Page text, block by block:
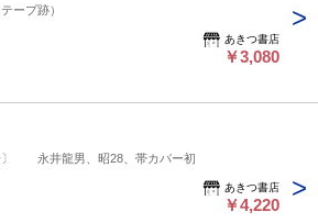
ープ跡）
あきつ書店
￥3,080
〕 永井龍男、昭28、帯カバー初
あきつ書店
￥4,220